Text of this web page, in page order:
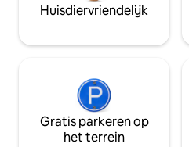
Huisdiervriendelijk
Gratis parkeren op
het terrein